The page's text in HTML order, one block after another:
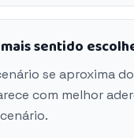
sentido
se aproxima
com melhor